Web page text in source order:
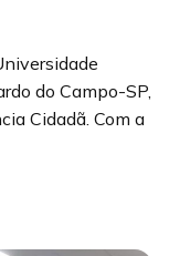
do Campo-SP,
Cidadã. Com a